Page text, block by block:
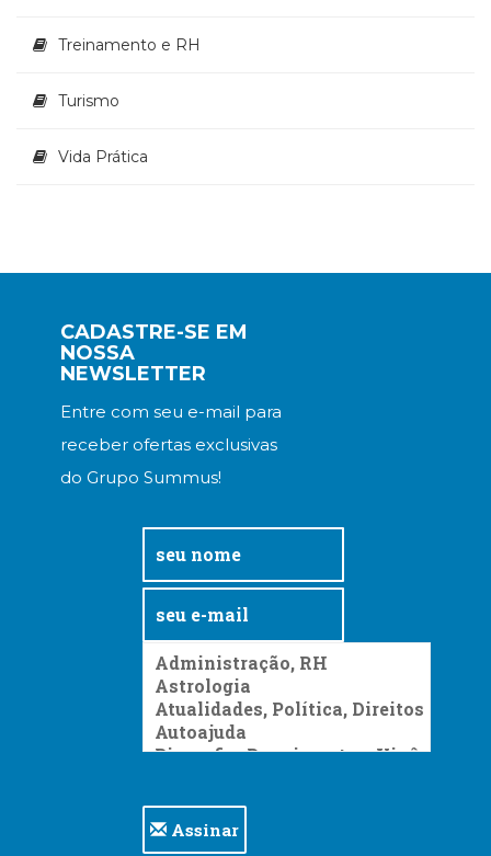
Treinamento e RH
Turismo
Vida Prática
CADASTRE-SE EM
NOSSA
NEWSLETTER
Entre com seu e-mail para
receber ofertas exclusivas
do Grupo Summus!
Assinar